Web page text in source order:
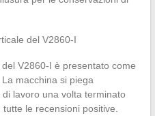
del V2860-I
V2860-I è presentato come
macchina si piega
lavoro una volta terminato
le recensioni positive.